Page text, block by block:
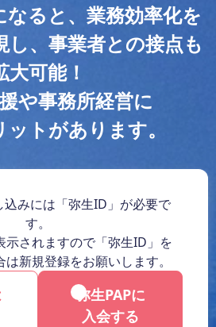
なると、業務効率化を
し、事業者との接点も
大可能！
や事務所経営に
トがあります。
込みには「弥生ID」が必要で
す。
示されますので「弥生ID」を
新規登録をお願いします。
弥生PAPに
入会する